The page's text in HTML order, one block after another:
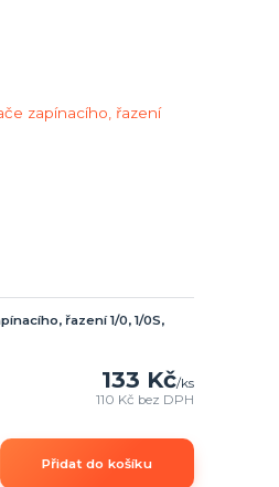
řazení 1/0, 1/0S,
133 Kč/ks
110 Kč bez DPH
Přidat do košíku